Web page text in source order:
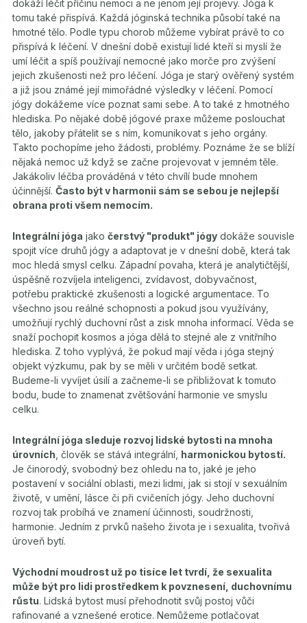
dokáží léčit příčinu nemoci a ne jenom její projevy. Jóga k
tomu také přispívá. Každá jóginská technika působí také na
hmotné tělo. Podle typu chorob můžeme vybírat právě to co
přispívá k léčení. V dnešní době existují lidé kteří si myslí že
umí léčit a spíš používají nemocné jako morče pro zvýšení
jejich zkušenosti než pro léčení. Jóga je starý ověřený systém
a již jsou známé její mimořádné výsledky v léčení. Pomocí
jógy dokážeme více poznat sami sebe. A to také z hmotného
hlediska. Po nějaké době jógové praxe můžeme poslouchat
tělo, jakoby přátelit se s ním, komunikovat s jeho orgány.
Takto pochopíme jeho žádosti, problémy. Poznáme že se blíží
nějaká nemoc už když se začne projevovat v jemném těle.
Jakákoliv léčba prováděná v této chvílí bude mnohem
účinnější. Často být v harmonii sám se sebou je nejlepší
obrana proti všem nemocím.
Integrální jóga jako čerstvý "produkt" jógy dokáže souvisle
spojit více druhů jógy a adaptovat je v dnešní době, která tak
moc hledá smysl celku. Západní povaha, která je analytičtější,
úspěšně rozvíjela inteligenci, zvídavost, dobyvačnost,
potřebu praktické zkušenosti a logické argumentace. To
všechno jsou reálné schopnosti a pokud jsou využívány,
umožňují rychlý duchovní růst a zisk mnoha informací. Věda se
snaží pochopit kosmos a jóga dělá to stejné ale z vnitřního
hlediska. Z toho vyplývá, že pokud mají věda i jóga stejný
objekt výzkumu, pak by se měli v určitém bodě setkat.
Budeme-li vyvíjet úsilí a začneme-li se přibližovat k tomuto
bodu, bude to znamenat zvětšování harmonie ve smyslu
celku.
Integrální jóga sleduje rozvoj lidské bytosti na mnoha
úrovních , člověk se stává integrální, harmonickou bytostí.
Je činorodý, svobodný bez ohledu na to, jaké je jeho
postavení v sociální oblasti, mezi lidmi, jak si stojí v sexuálním
životě, v umění, lásce či při cvičeních jógy. Jeho duchovní
rozvoj tak probíhá ve znamení účinnosti, soudržnosti,
harmonie. Jedním z prvků našeho života je i sexualita, tvořivá
úroveň bytí.
Východní moudrost už po tisíce let tvrdí, že sexualita
může být pro lidi prostředkem k povznesení, duchovnímu
růstu. Lidská bytost musí přehodnotit svůj postoj vůči
rafinované a vznešené erotice. Nemůžeme potlačovat